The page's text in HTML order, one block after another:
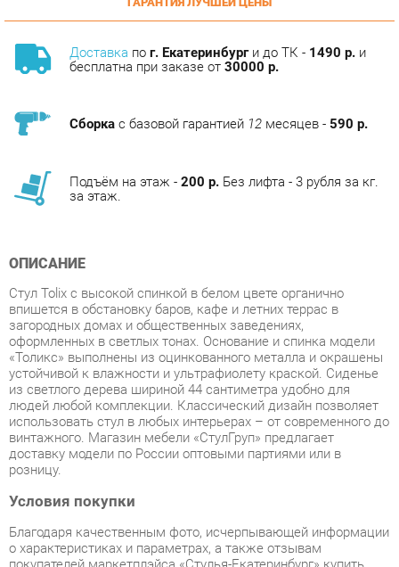
пог. Екатеринбурги до ТК -
бесплатна при заказе от30000 р.
с базовой гарантией месяцев -
Подъём на этаж -200 р.Без лифта - 3 рубля за кг.
впишется в обстановку баров, кафе и летних террас в
загородных домах и общественных заведениях,
оформленных в светлых тонах. Основание и спинка модели
«Толикс» выполнены из оцинкованного металла и окрашены
устойчивой к влажности и ультрафиолету краской. Сиденье
из светлого дерева шириной 44 сантиметра удобно для
людей любой комплекции. Классический дизайн позволяет
использовать стул в любых интерьерах – от современного до
винтажного. Магазин мебели «СтулГруп» предлагает
доставку модели по России оптовыми партиями или в
розницу.
Условия покупки
Благодаря качественным фото, исчерпывающей информации
покупателей маркетплэйса «Стулья-Екатеринбург» купить
Стулья для кухни производства Stool group с доставкой из
Екатеринбурга по цене со скидкой и гарантией от
производителя не составит труда.